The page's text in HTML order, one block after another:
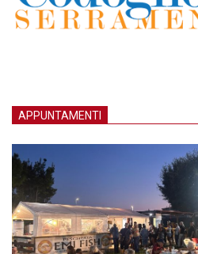
APPUNTAMENTI